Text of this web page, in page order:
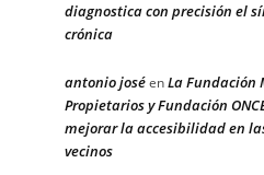
diagnostica con precisión el
crónica
antonio joséenLa Fundación
Propietarios y Fundación
mejorar la accesibilidad en
vecinos